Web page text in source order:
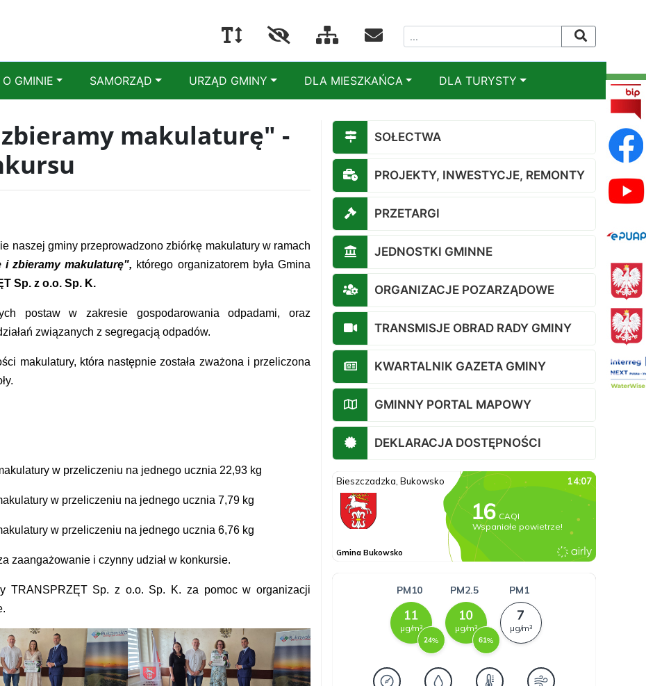
O GMINIE SAMORZĄD URZĄD GMINY DLA MIESZKAŃCA DLA TURYSTY
makulaturę" -
naszej gminy przeprowadzono zbiórkę makulatury w ramach
zbieramy makulaturę", którego organizatorem była Gmina
Sp. z o.o. Sp. K.
postaw w zakresie gospodarowania odpadami, oraz
związanych z segregacją odpadów.
makulatury, która następnie została zważona i przeliczona
w przeliczeniu na jednego ucznia 22,93 kg
w przeliczeniu na jednego ucznia 7,79 kg
w przeliczeniu na jednego ucznia 6,76 kg
zaangażowanie i czynny udział w konkursie.
TRANSPRZĘT Sp. z o.o. Sp. K. za pomoc w organizacji
SOŁECTWA
PROJEKTY, INWESTYCJE, REMONTY
PRZETARGI
JEDNOSTKI GMINNE
ORGANIZACJE POZARZĄDOWE
TRANSMISJE OBRAD RADY GMINY
KWARTALNIK GAZETA GMINY
GMINNY PORTAL MAPOWY
DEKLARACJA DOSTĘPNOŚCI